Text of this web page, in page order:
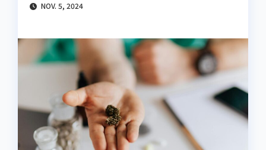
NOV. 5, 2024